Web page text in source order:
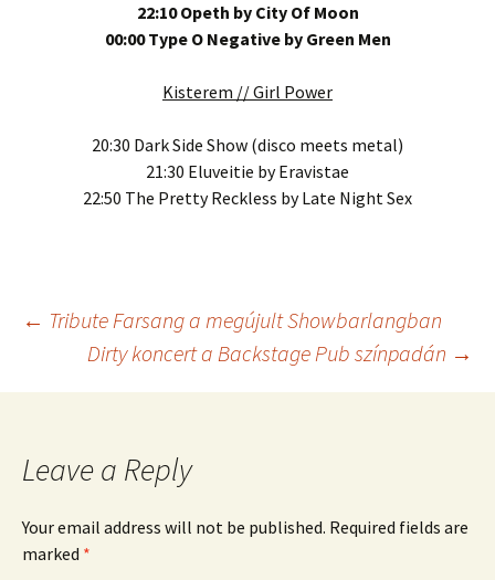
22:10 Opeth by City Of Moon
00:00 Type O Negative by Green Men
Kisterem // Girl Power
20:30 Dark Side Show (disco meets metal)
21:30 Eluveitie by Eravistae
22:50 The Pretty Reckless by Late Night Sex
Post
navigation
← Tribute Farsang a megújult Showbarlangban
Dirty koncert a Backstage Pub színpadán →
Leave a Reply
Your email address will not be published. Required fields are
marked *